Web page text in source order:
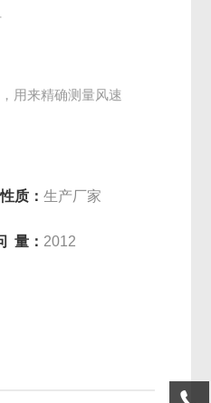
用来精确测量风速
质：生产厂家
量： 2012